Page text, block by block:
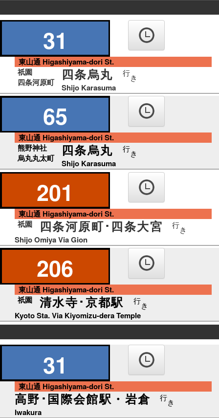
の
31
東山通 Higashiyama-dori St.
祇園
四条河原町
四条烏丸 行き
Shijo Karasuma
65
東山通 Higashiyama-dori St.
熊野神社
烏丸丸太町
四条烏丸 行き
Shijo Karasuma
201
東山通 Higashiyama-dori St.
祇園
四条河原町･四条大宮 行き
Shijo Omiya Via Gion
206
東山通 Higashiyama-dori St.
祇園
清水寺･京都駅 行き
Kyoto Sta. Via Kiyomizu-dera Temple
の
31
東山通 Higashiyama-dori St.
高野･国際会館駅・岩倉 行き
Iwakura